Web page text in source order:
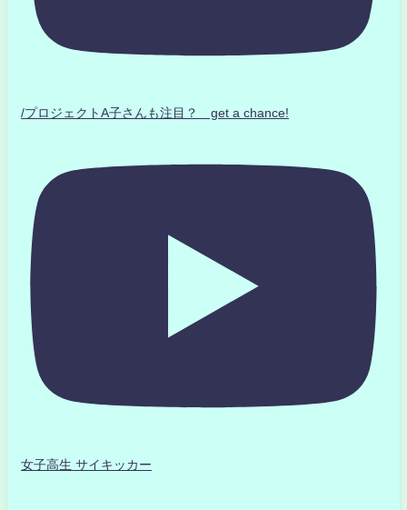
/プロジェクトA子さんも注目？ get a chance!
女子高生 サイキッカー